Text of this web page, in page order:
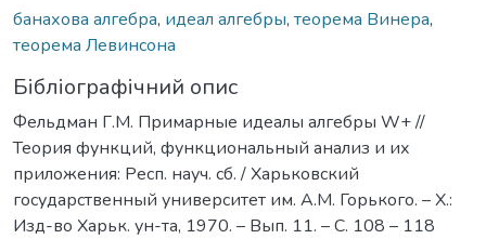
банахова алгебра, идеал алгебры, теорема Винера,
теорема Левинсона
Бібліографічний опис
Фельдман Г.М. Примарные идеалы алгебры W+ //
Теория функций, функциональный анализ и их
приложения: Респ. науч. сб. / Харьковский
государственный университет им. А.М. Горького. – Х.:
Изд-во Харьк. ун-та, 1970. – Вып. 11. – С. 108 – 118